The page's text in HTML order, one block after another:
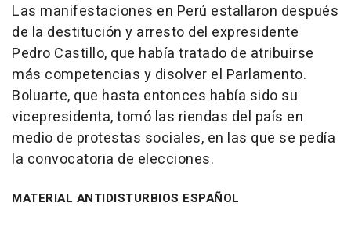
Las manifestaciones en Perú estallaron después
de la destitución y arresto del expresidente
Pedro Castillo, que había tratado de atribuirse
más competencias y disolver el Parlamento.
Boluarte, que hasta entonces había sido su
vicepresidenta, tomó las riendas del país en
medio de protestas sociales, en las que se pedía
la convocatoria de elecciones.
MATERIAL ANTIDISTURBIOS ESPAÑOL